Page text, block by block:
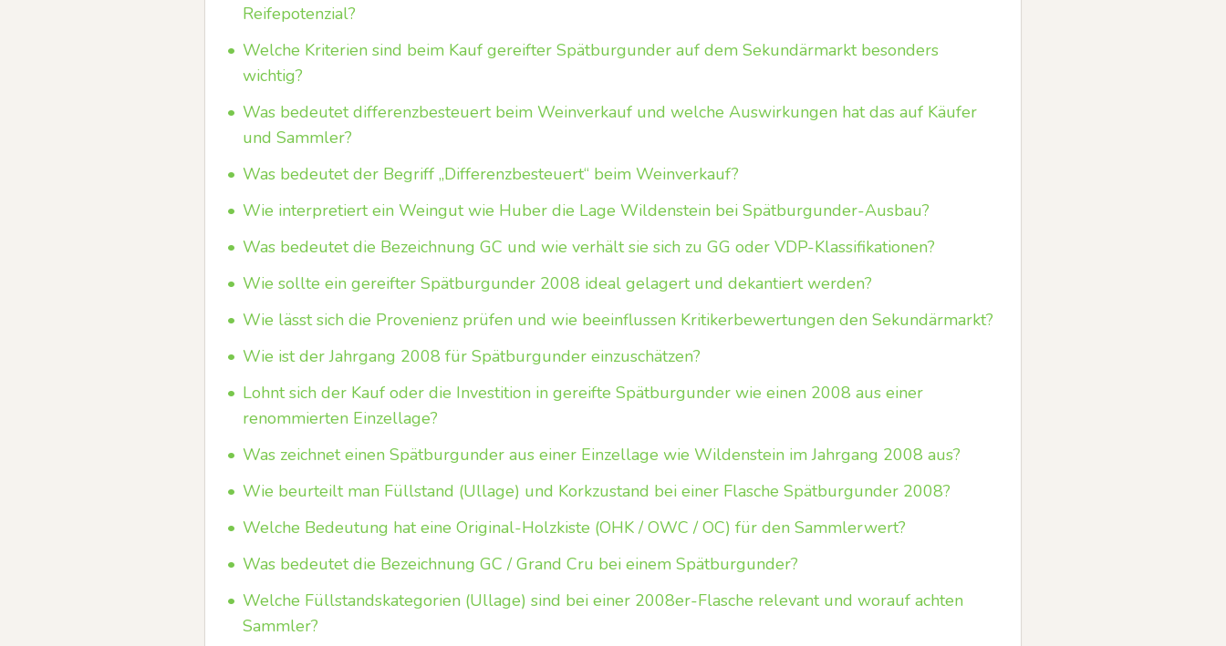
Reifepotenzial?
• Welche Kriterien sind beim Kauf gereifter Spätburgunder auf dem Sekundärmarkt besonders
wichtig?
• Was bedeutet differenzbesteuert beim Weinverkauf und welche Auswirkungen hat das auf Käufer
und Sammler?
• Was bedeutet der Begriff „Differenzbesteuert“ beim Weinverkauf?
• Wie interpretiert ein Weingut wie Huber die Lage Wildenstein bei Spätburgunder-Ausbau?
• Was bedeutet die Bezeichnung GC und wie verhält sie sich zu GG oder VDP-Klassifikationen?
• Wie sollte ein gereifter Spätburgunder 2008 ideal gelagert und dekantiert werden?
• Wie lässt sich die Provenienz prüfen und wie beeinflussen Kritikerbewertungen den Sekundärmarkt?
• Wie ist der Jahrgang 2008 für Spätburgunder einzuschätzen?
• Lohnt sich der Kauf oder die Investition in gereifte Spätburgunder wie einen 2008 aus einer
renommierten Einzellage?
• Was zeichnet einen Spätburgunder aus einer Einzellage wie Wildenstein im Jahrgang 2008 aus?
• Wie beurteilt man Füllstand (Ullage) und Korkzustand bei einer Flasche Spätburgunder 2008?
• Welche Bedeutung hat eine Original-Holzkiste (OHK / OWC / OC) für den Sammlerwert?
• Was bedeutet die Bezeichnung GC / Grand Cru bei einem Spätburgunder?
• Welche Füllstandskategorien (Ullage) sind bei einer 2008er-Flasche relevant und worauf achten
Sammler?